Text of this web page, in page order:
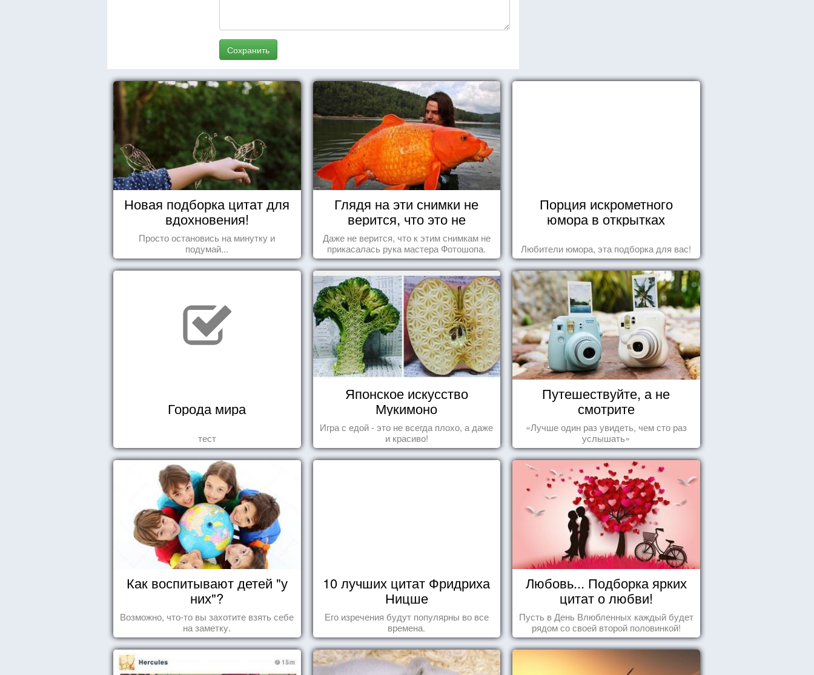
Сохранить
Новая подборка цитат для
вдохновения!
Просто остановись на минутку и
подумай...
Глядя на эти снимки не
верится, что это не
Фотошоп!
Даже не верится, что к этим снимкам не
прикасалась рука мастера Фотошопа.
Порция искрометного
юмора в открытках
Любители юмора, эта подборка для вас!
Города мира
тест
Японское искусство
Мукимоно
Игра с едой - это не всегда плохо, а даже
и красиво!
Путешествуйте, а не
смотрите
«Лучше один раз увидеть, чем сто раз
услышать»
Как воспитывают детей "у
них"?
Возможно, что-то вы захотите взять себе
на заметку.
10 лучших цитат Фридриха
Ницше
Его изречения будут популярны во все
времена.
Любовь... Подборка ярких
цитат о любви!
Пусть в День Влюбленных каждый будет
рядом со своей второй половинкой!